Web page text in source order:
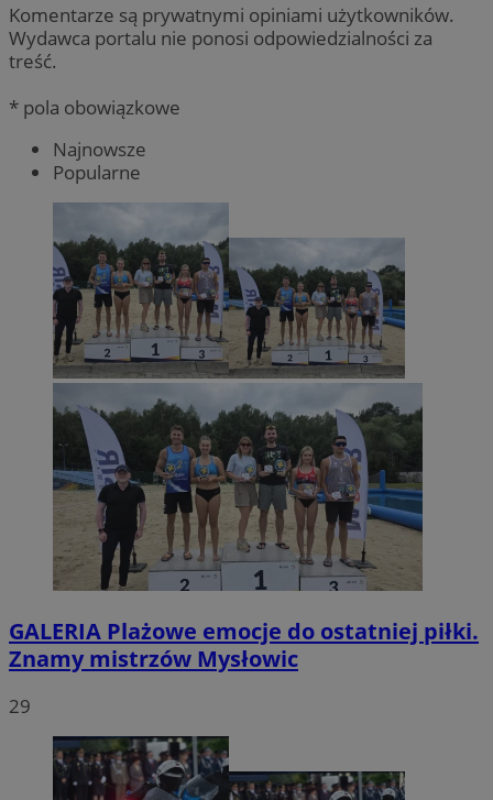
Komentarze są prywatnymi opiniami użytkowników.
Wydawca portalu nie ponosi odpowiedzialności za
treść.
* pola obowiązkowe
Najnowsze
Popularne
GALERIA Plażowe emocje do ostatniej piłki.
Znamy mistrzów Mysłowic
29